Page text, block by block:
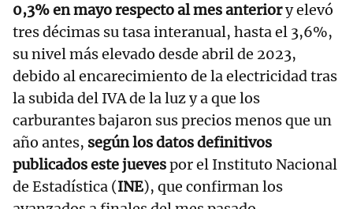
0,3% en mayo respecto al mes anteriory elevó
tres décimas su tasa interanual, hasta el 3,6%,
su nivel más elevado desde abril de 2023,
debido al encarecimiento de la electricidad tras
la subida del IVA de la luz y a que los
carburantes bajaron sus precios menos que un
año antes, según los datos definitivos
publicados este juevespor el Instituto Nacional
de Estadística (INE), que confirman los